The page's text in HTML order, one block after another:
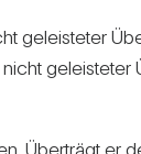
geleis­teter
geleis­teter
Über­trägt er